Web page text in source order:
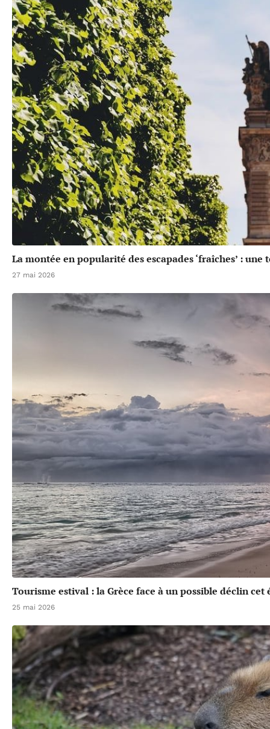
La montée en popularité des escapades ‘fraîches’ :
27 mai 2026
Tourisme estival : la Grèce face à un possible déclin cet
25 mai 2026